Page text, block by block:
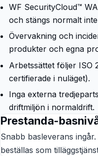
WF SecurityCloud™
och stängs normalt
Övervakning och
produkter och egna
Arbetssättet följer ISO
certifierade i nuläget).
Inga externa
driftmiljön i normaldrift.
Prestanda-
Snabb basleverans
beställas som